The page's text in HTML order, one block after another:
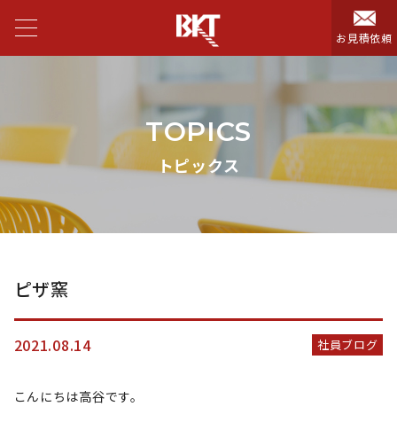
お見積依頼
TOPICS
トピックス
ピザ窯
2021.08.14 社員ブログ
こんにちは高谷です。